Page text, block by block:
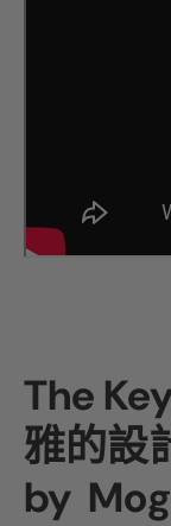
The
雅的設
by